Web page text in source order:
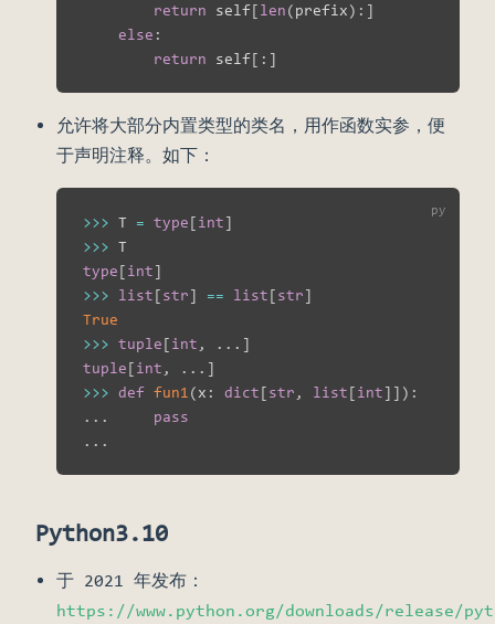
return self[len(prefix) : ]
else :
return self[ : ]
允许将大部分内置类型的类名，用作函数实参，便
于声明注释。如下：
>>> T = type[int]
>>>
type[int]
>>> list[str] == list[str]
True
>>> tuple[int , . . . ]
tuple[int , . . . ]
>>> def fun1 (x : dict[str , list[int] ] ) :
. . .
pass
. . .
Python3.10
于 2021 年发布：
https://www.python.org/downloads/release/